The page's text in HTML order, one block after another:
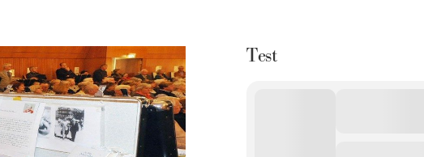
Test